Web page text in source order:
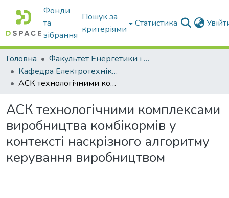
Фонди
та
зібрання
Пошук за
критеріями
Статистика
Головна
Факультет Енергетики і комп'ютерних технологій
Кафедра Електротехніки і електромеханіки ім. проф. В.В. Овчарова
АСК технологічними комплексами виробництва комбікормів у контексті наскрізного алгоритму керування виробництвом
АСК технологічними комплексами
виробництва комбікормів у
контексті наскрізного алгоритму
керування виробництвом